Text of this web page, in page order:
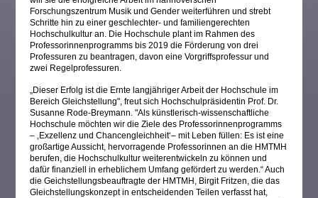
Forschungszentrum Musik und Gender weiterführen und strebt
Schritte hin zu einer geschlechter- und familiengerechten
Hochschulkultur an. Die Hochschule plant im Rahmen des
Professorinnenprogramms bis 2019 die Förderung von drei
Professuren zu beantragen, davon eine Vorgriffsprofessur und
zwei Regelprofessuren.
„Dieser Erfolg ist die Ernte langjähriger Arbeit der Hochschule im
Bereich Gleichstellung", freut sich Hochschulpräsidentin Prof. Dr.
Susanne Rode-Breymann. "Als künstlerisch-wissenschaftliche
Hochschule möchten wir die Ziele des Professorinnenprogramms
– ‚Exzellenz und Chancengleichheit‘– mit Leben füllen: Es ist eine
großartige Aussicht, hervorragende Professorinnen an die HMTMH
berufen, die Hochschulkultur weiterentwickeln zu können und
dafür finanziell in erheblichem Umfang gefördert zu werden.“ Auch
die Geichstellungsbeauftragte der HMTMH, Birgit Fritzen, die das
Gleichstellungskonzept in entscheidenden Teilen verfasst hat,